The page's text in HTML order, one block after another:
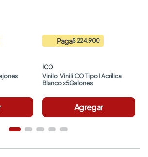
Paga$ 224.900
ICO
Vinilo  ViniliICO Tipo 1 Acrílica
Blanco x5Galones
Agregar